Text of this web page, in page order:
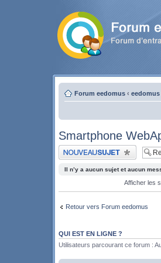
Forum eedomus ‹
Smartphone
Publier un nouveau sujet
Il n’y a aucun sujet et aucun
Afficher les
Retour vers Forum eedomus
QUI EST EN LIGNE ?
Utilisateurs parcourant ce forum :